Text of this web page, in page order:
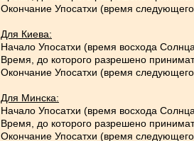
Окончание Упосатхи (время
Для Киева:
Начало Упосатхи (время восхода
Время, до которого разрешено
Окончание Упосатхи (время
Для Минска:
Начало Упосатхи (время восхода
Время, до которого разрешено
Окончание Упосатхи (время